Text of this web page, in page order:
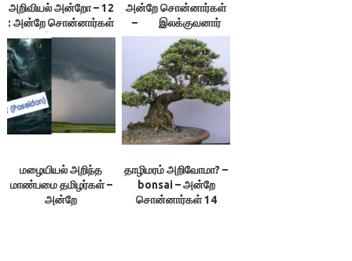
அறிவியல் அன்றோ – 12
: அன்றே சொன்னார்கள்
50 – இலக்குவனார்
திருவள்ளுவன்
அன்றே சொன்னார்கள்
– இலக்குவனார்
திருவள்ளுவன்
மழையியல் அறிந்த
மாண்பமை தமிழர்கள் –
அன்றே
தாழிமரம் அறிவோமா? –
bonsai – அன்றே
சொன்னார்கள் 14